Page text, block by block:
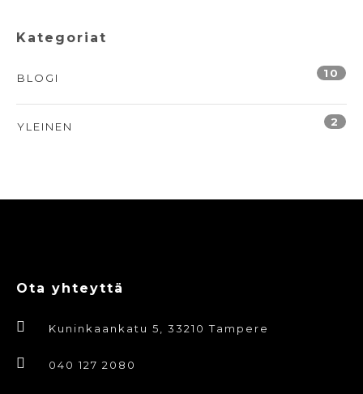
Kategoriat
BLOGI 10
YLEINEN 2
Ota yhteyttä
Kuninkaankatu 5, 33210 Tampere
040 127 2080